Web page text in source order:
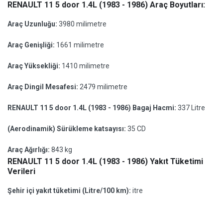
RENAULT 11 5 door 1.4L (1983 - 1986) Araç Boyutları:
Araç Uzunluğu: 3980 milimetre
Araç Genişliği: 1661 milimetre
Araç Yüksekliği: 1410 milimetre
Araç Dingil Mesafesi: 2479 milimetre
RENAULT 11 5 door 1.4L (1983 - 1986) Bagaj Hacmi: 337 Litre
(Aerodinamik) Sürükleme katsayısı: 35 CD
Araç Ağırlığı: 843 kg
RENAULT 11 5 door 1.4L (1983 - 1986) Yakıt Tüketimi
Verileri
Şehir içi yakıt tüketimi (Litre/100 km): itre